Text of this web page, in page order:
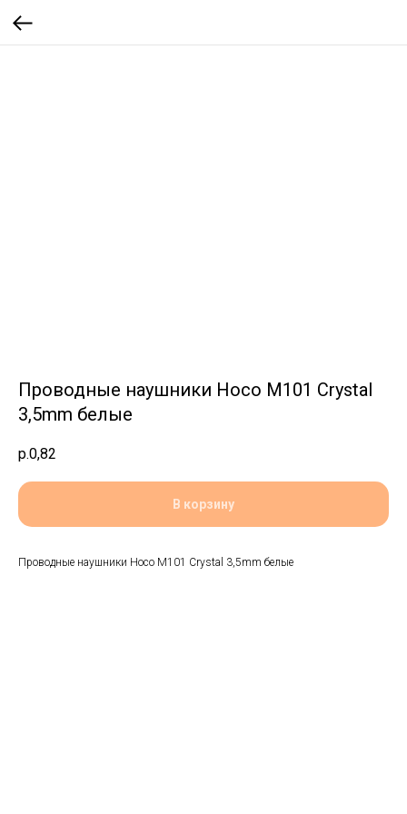
Проводные наушники Hoco M101 Crystal
3,5mm белые
р.0,82
В корзину
Проводные наушники Hoco M101 Crystal 3,5mm белые